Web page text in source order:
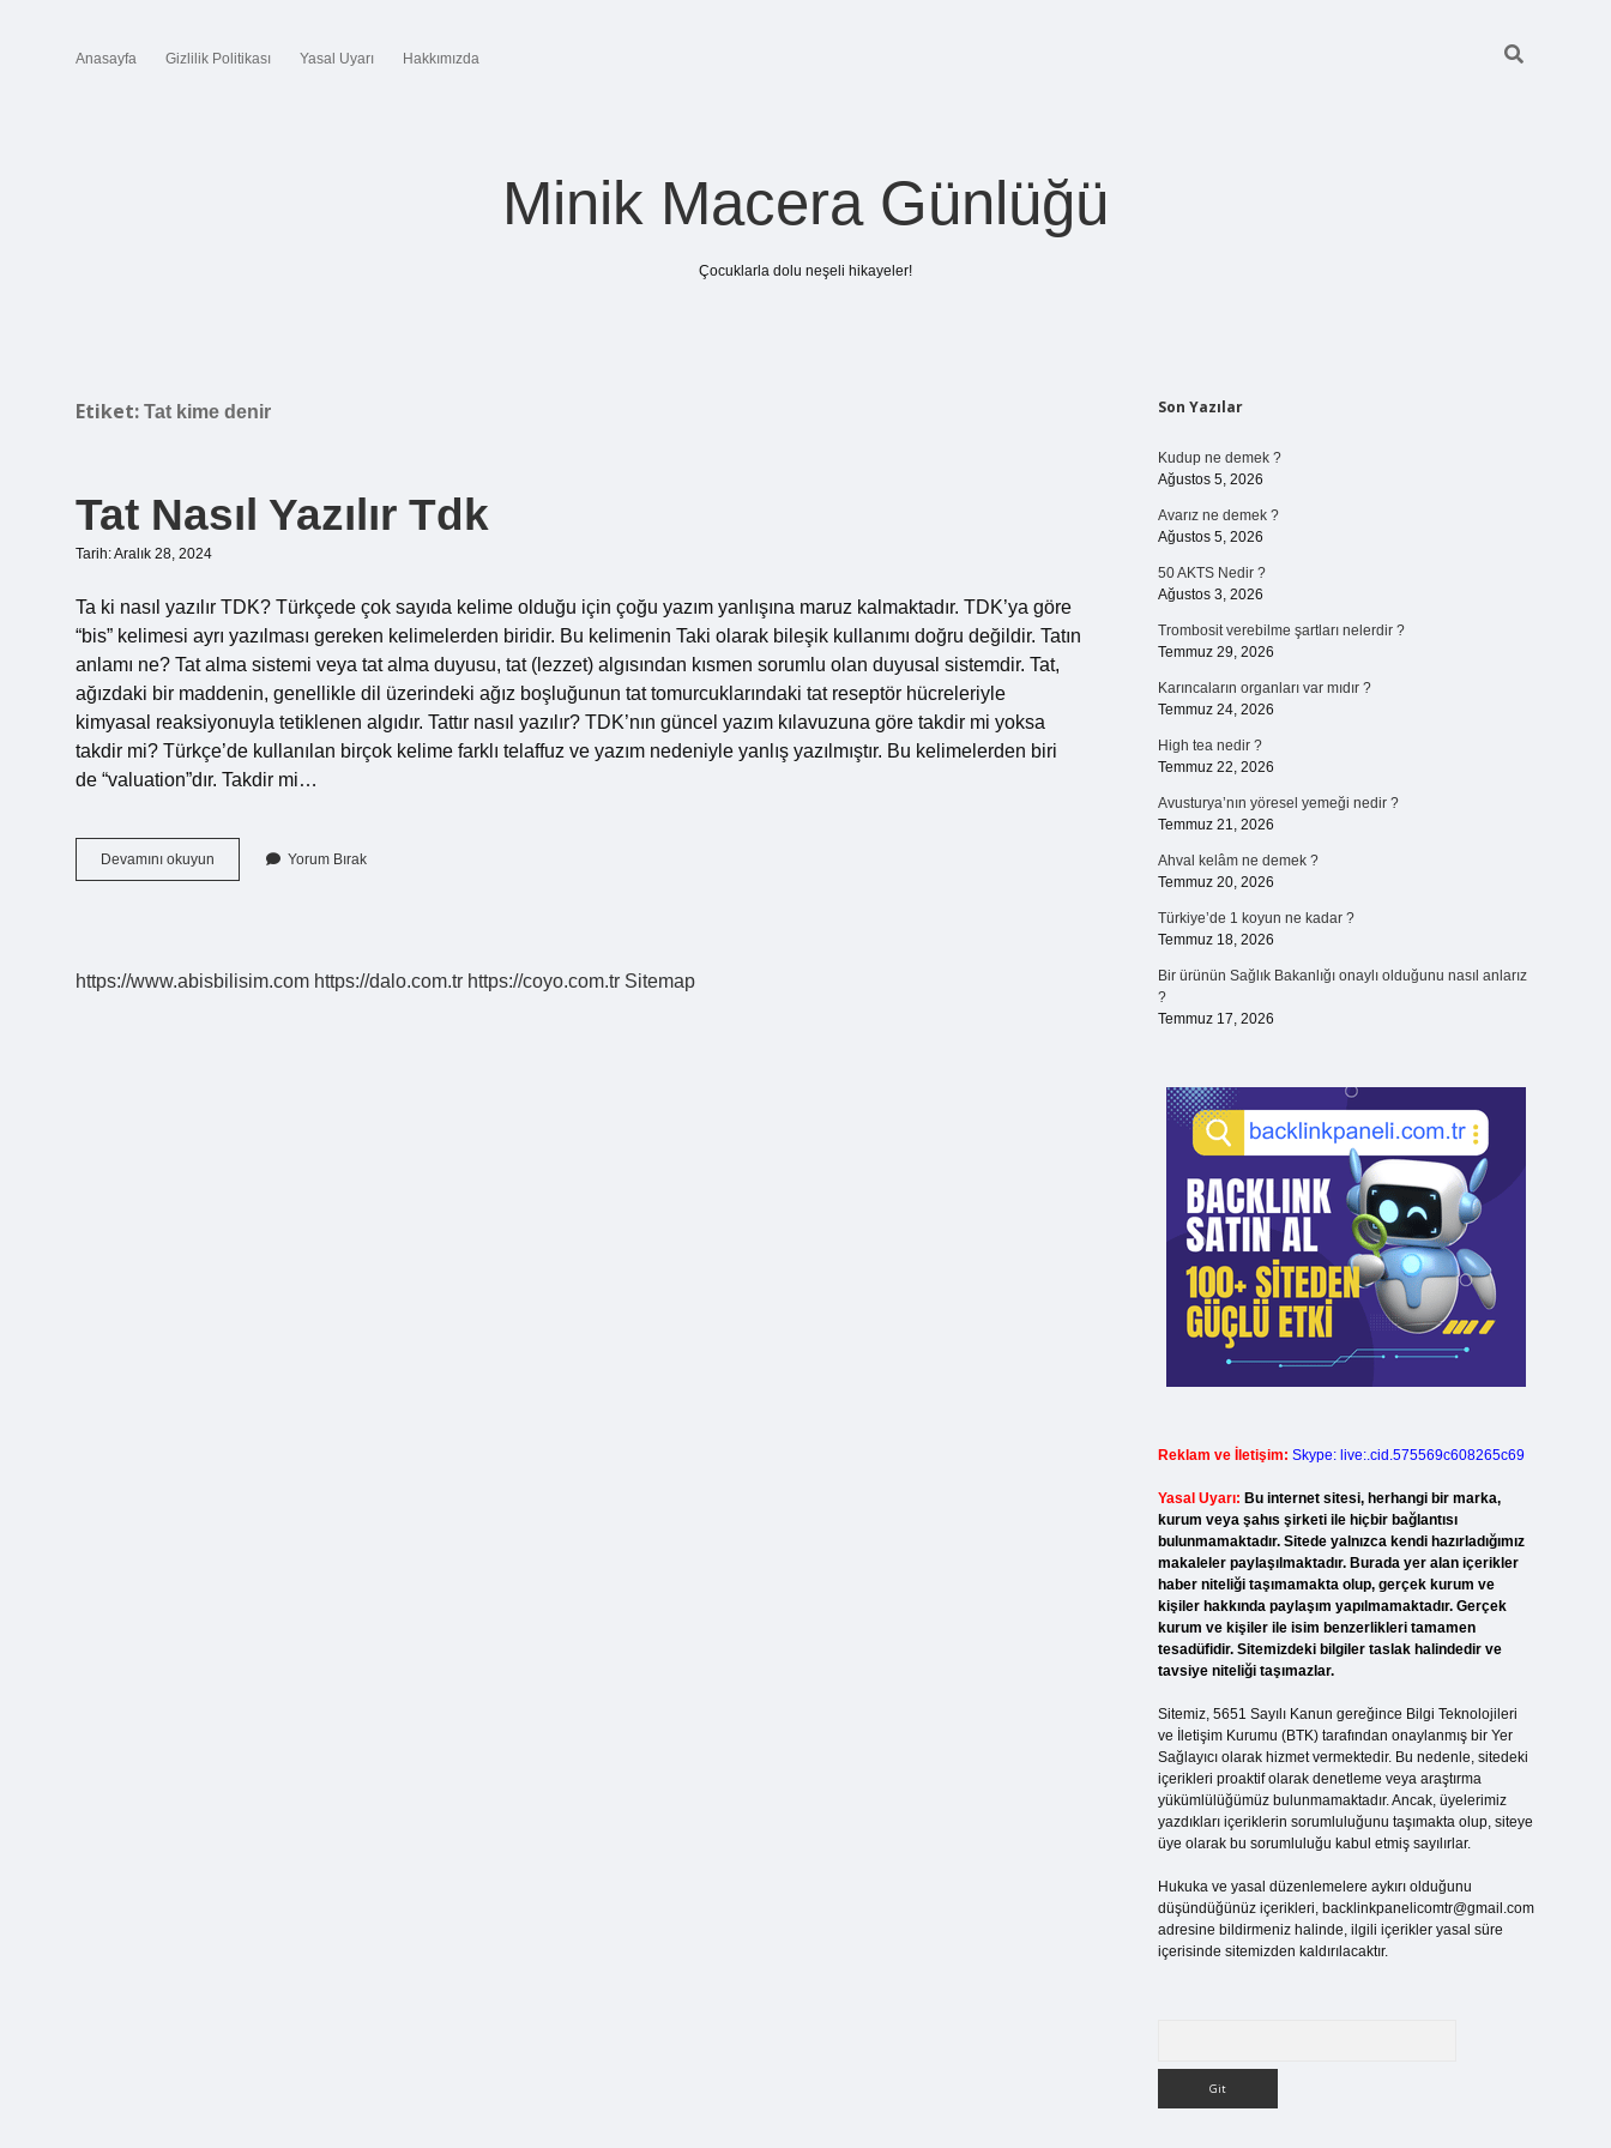
Anasayfa Gizlilik Politikası Yasal Uyarı Hakkımızda
Minik Macera Günlüğü
Çocuklarla dolu neşeli hikayeler!
Etiket: Tat kime denir
Tat Nasıl Yazılır Tdk
Tarih: Aralık 28, 2024
Ta ki nasıl yazılır TDK? Türkçede çok sayıda kelime olduğu için çoğu yazım yanlışına maruz kalmaktadır. TDK’ya göre
“bis” kelimesi ayrı yazılması gereken kelimelerden biridir. Bu kelimenin Taki olarak bileşik kullanımı doğru değildir. Tatın
anlamı ne? Tat alma sistemi veya tat alma duyusu, tat (lezzet) algısından kısmen sorumlu olan duyusal sistemdir. Tat,
ağızdaki bir maddenin, genellikle dil üzerindeki ağız boşluğunun tat tomurcuklarındaki tat reseptör hücreleriyle
kimyasal reaksiyonuyla tetiklenen algıdır. Tattır nasıl yazılır? TDK’nın güncel yazım kılavuzuna göre takdir mi yoksa
takdir mi? Türkçe’de kullanılan birçok kelime farklı telaffuz ve yazım nedeniyle yanlış yazılmıştır. Bu kelimelerden biri
de “valuation”dır. Takdir mi…
Devamını okuyun
Nasıl
Yorum Bırak
https://www.abisbilisim.com https://dalo.com.tr https://coyo.com.tr Sitemap
Sidebar
Son Yazılar
Kudup ne demek ?
Ağustos 5, 2026
Avarız ne demek ?
Ağustos 5, 2026
50 AKTS Nedir ?
Ağustos 3, 2026
Trombosit verebilme şartları nelerdir ?
Temmuz 29, 2026
Karıncaların organları var mıdır ?
Temmuz 24, 2026
High tea nedir ?
Temmuz 22, 2026
Avusturya’nın yöresel yemeği nedir ?
Temmuz 21, 2026
Ahval kelâm ne demek ?
Temmuz 20, 2026
Türkiye’de 1 koyun ne kadar ?
Temmuz 18, 2026
Bir ürünün Sağlık Bakanlığı onaylı olduğunu nasıl anlarız
?
Temmuz 17, 2026
Reklam ve İletişim: Skype: live:.cid.575569c608265c69
Yasal Uyarı: Bu internet sitesi, herhangi bir marka,
kurum veya şahıs şirketi ile hiçbir bağlantısı
bulunmamaktadır. Sitede yalnızca kendi hazırladığımız
makaleler paylaşılmaktadır. Burada yer alan içerikler
haber niteliği taşımamakta olup, gerçek kurum ve
kişiler hakkında paylaşım yapılmamaktadır. Gerçek
kurum ve kişiler ile isim benzerlikleri tamamen
tesadüfidir. Sitemizdeki bilgiler taslak halindedir ve
tavsiye niteliği taşımazlar.
Sitemiz, 5651 Sayılı Kanun gereğince Bilgi Teknolojileri
ve İletişim Kurumu (BTK) tarafından onaylanmış bir Yer
Sağlayıcı olarak hizmet vermektedir. Bu nedenle, sitedeki
içerikleri proaktif olarak denetleme veya araştırma
yükümlülüğümüz bulunmamaktadır. Ancak, üyelerimiz
yazdıkları içeriklerin sorumluluğunu taşımakta olup, siteye
üye olarak bu sorumluluğu kabul etmiş sayılırlar.
Hukuka ve yasal düzenlemelere aykırı olduğunu
düşündüğünüz içerikleri, backlinkpanelicomtr@gmail.com
adresine bildirmeniz halinde, ilgili içerikler yasal süre
içerisinde sitemizden kaldırılacaktır.